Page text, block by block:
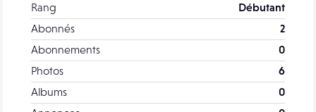
Rang
Débutant
Abonnés
2
Abonnements
0
Photos
6
Albums
0